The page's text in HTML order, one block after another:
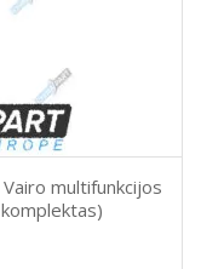
multifunkcijos